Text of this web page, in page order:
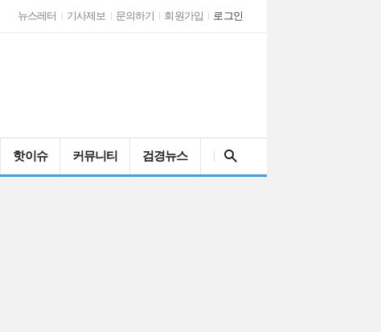
뉴스레터 기사제보 문의하기 회원가입 로그인
핫이슈 커뮤니티 검경뉴스